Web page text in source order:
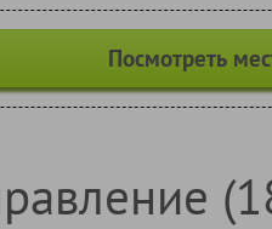
Посмотреть